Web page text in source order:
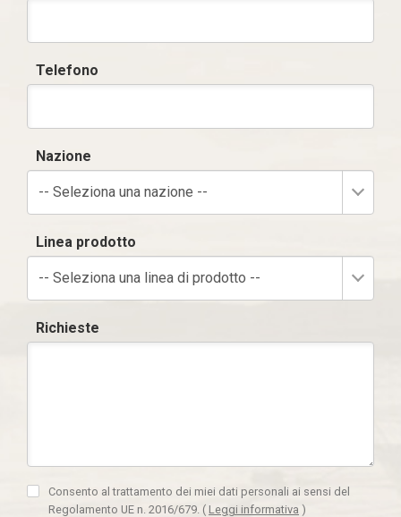
Telefono
Nazione
-- Seleziona una nazione --
Linea prodotto
-- Seleziona una linea di prodotto --
Richieste
Consento al trattamento dei miei dati personali ai sensi del
Regolamento UE n. 2016/679. ( Leggi informativa )